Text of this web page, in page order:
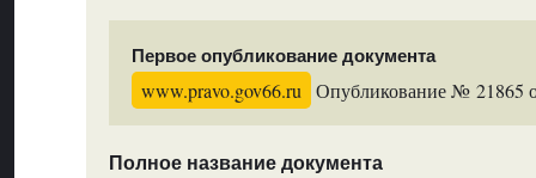
Первое опубликование документа
www.pravo.gov66.ru Опубликование № 21865
Полное название документа